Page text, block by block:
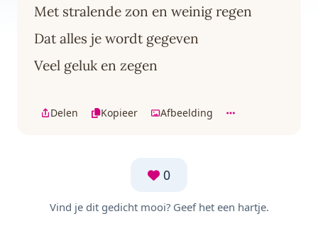
Met stralende zon en weinig regen
Dat alles je wordt gegeven
Veel geluk en zegen
Delen Kopieer Afbeelding
0
Vind je dit gedicht mooi? Geef het een hartje.